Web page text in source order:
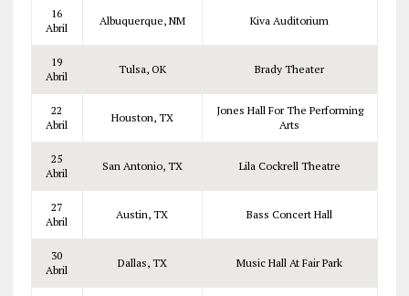
16
Abril
Albuquerque, NM Kiva Auditorium
19
Abril
Tulsa, OK Brady Theater
22
Abril
Houston, TX
Jones Hall For The Performing
Arts
25
Abril
San Antonio, TX Lila Cockrell Theatre
27
Abril
Austin, TX Bass Concert Hall
30
Abril
Dallas, TX Music Hall At Fair Park